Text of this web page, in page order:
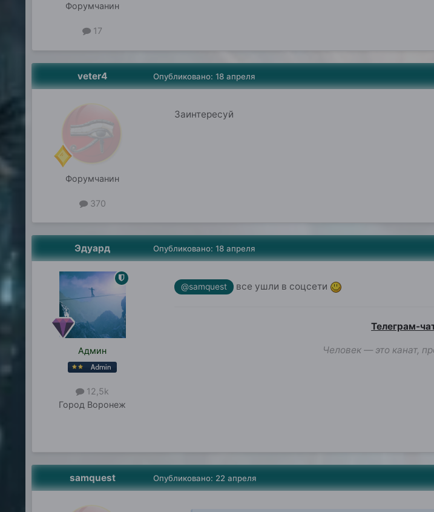
Форумчанин
17
veter4
Форумчанин
370
Опубликовано: 18 апреля
Заинтересуй
Эдуард
Админ
12,5k
Город Воронеж
Опубликовано: 18 апреля
@samquest все ушли в соцсети
Телеграм-
Человек — это канат,
samquest Опубликовано: 22 апреля